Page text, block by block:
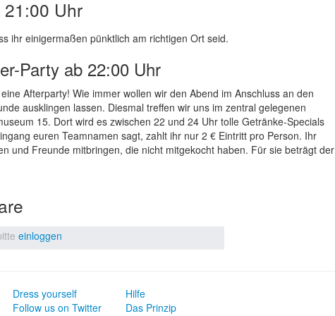
Uhr
ihr einigermaßen pünktlich am richtigen Ort seid.
Party ab 22:00 Uhr
Afterparty! Wie immer wollen wir den Abend im Anschluss an den
ausklingen lassen. Diesmal treffen wir uns im zentral gelegenen
15. Dort wird es zwischen 22 und 24 Uhr tolle Getränke-Specials
euren Teamnamen sagt, zahlt ihr nur 2 € Eintritt pro Person. Ihr
und Freunde mitbringen, die nicht mitgekocht haben. Für sie beträgt der
einloggen
Dress yourself
Follow us on Twitter
Hilfe
Das Prinzip